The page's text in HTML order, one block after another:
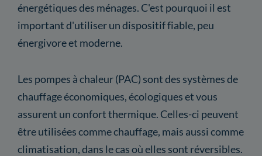
énergétiques des ménages. C'est pourquoi il est
important d'utiliser un dispositif fiable, peu
énergivore et moderne.
Les pompes à chaleur (PAC) sont des systèmes de
chauffage économiques, écologiques et vous
assurent un confort thermique. Celles-ci peuvent
être utilisées comme chauffage, mais aussi comme
climatisation, dans le cas où elles sont réversibles.